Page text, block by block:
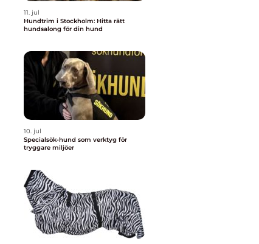
11. jul
Hundtrim i Stockholm: Hitta rätt
hundsalong för din hund
10. jul
Specialsök-hund som verktyg för
tryggare miljöer